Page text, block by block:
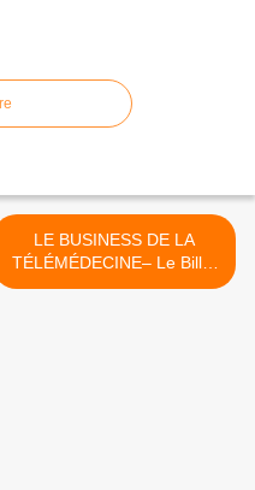
LE BUSINESS DE LA
TÉLÉMÉDECINE– Le Billet
d’Humeur du Docteur